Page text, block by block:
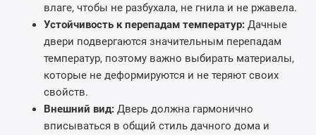
влаге, чтобы не разбухала, не гнила и не ржавела.
Устойчивость к перепадам температур: Дачные
двери подвергаются значительным перепадам
температур, поэтому важно выбирать материалы,
которые не деформируются и не теряют своих
свойств.
Внешний вид: Дверь должна гармонично
вписываться в общий стиль дачного дома и